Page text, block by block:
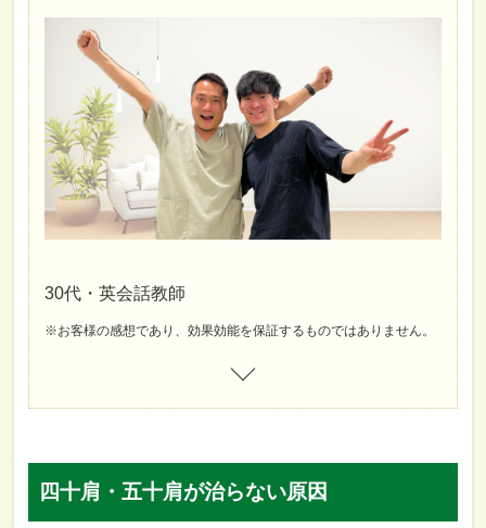
30代・英会話教師
※お客様の感想であり、効果効能を保証するものではありません。
四十肩・五十肩が治らない原因